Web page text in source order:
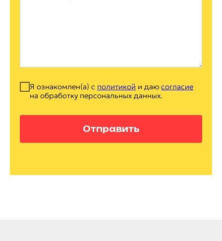
Я ознакомлен(а) с политикой и даю согласие
на обработку персональных данных.
Отправить